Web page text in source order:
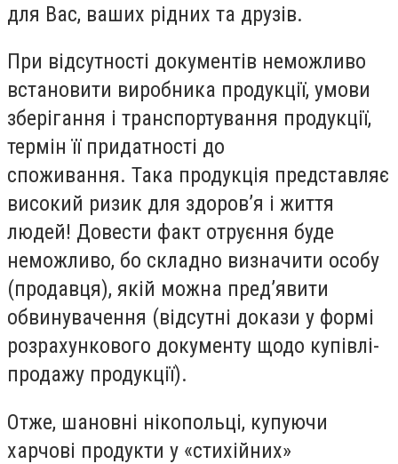
для Вас, ваших рідних та друзів.
При відсутності документів неможливо
встановити виробника продукції, умови
зберігання і транспортування продукції,
термін її придатності до
споживання. Така продукція представляє
високий ризик для здоров’я і життя
людей! Довести факт отруєння буде
неможливо, бо складно визначити особу
(продавця), якій можна пред’явити
обвинувачення (відсутні докази у формі
розрахункового документу щодо купівлі-
продажу продукції).
Отже, шановні нікопольці, купуючи
харчові продукти у «стихійних»